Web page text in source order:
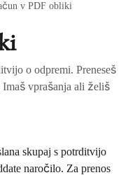
v PDF obliki
o odpremi. Preneseš
vprašanja ali želiš
skupaj s potrditvijo
naročilo. Za prenos